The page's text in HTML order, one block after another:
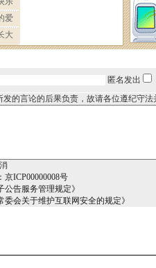
匿名发出
发的言论的后果负责，故请各位遵纪守
ICP00000008号
告服务管理规定》
会关于维护互联网安全的规定》